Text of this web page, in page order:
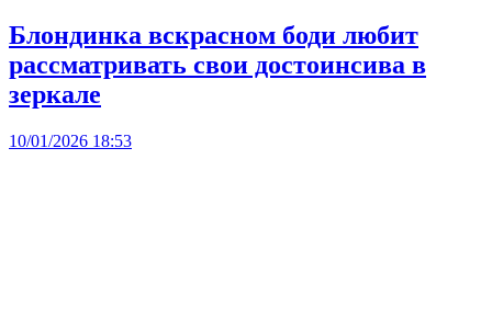
Блондинка вскрасном боди любит
рассматривать свои достоинсива в
зеркале
10/01/2026 18:53